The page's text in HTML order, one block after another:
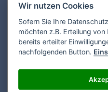
Vorname*:
Nachname*:
E-Mail**:
Wir nutzen Cookies
Sofern Sie Ihre
möchten z.B. Erteilung von
bereits erteilter
nachfolgenden Button.